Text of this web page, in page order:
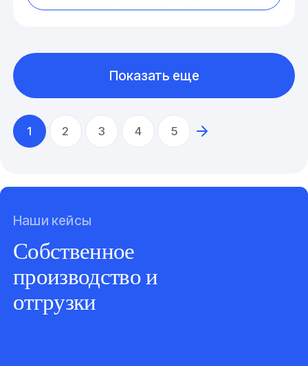
1 2 3 4 5
Показать еще
Наши кейсы
Собственное
производство и
отгрузки